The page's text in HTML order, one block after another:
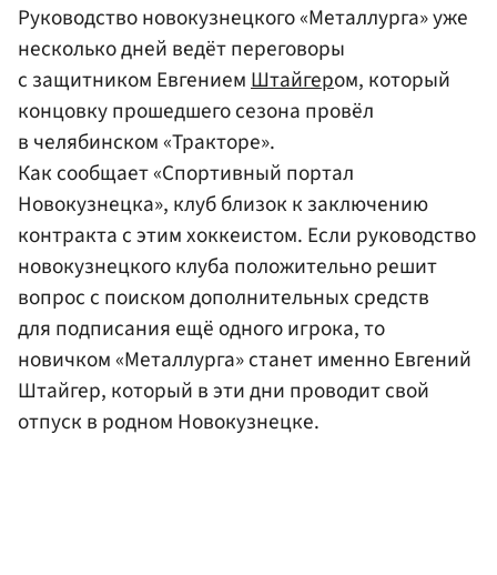
Руководство новокузнецкого «Металлурга» уже
несколько дней ведёт переговоры
с защитником ЕвгениемШтайгером, который
концовку прошедшего сезона провёл
в челябинском «Тракторе».
Как сообщает «Спортивный портал
Новокузнецка», клуб близок к заключению
контракта с этим хоккеистом. Если руководство
новокузнецкого клуба положительно решит
вопрос с поиском дополнительных средств
для подписания ещё одного игрока, то
новичком «Металлурга» станет именно Евгений
Штайгер, который в эти дни проводит свой
отпуск в родном Новокузнецке.